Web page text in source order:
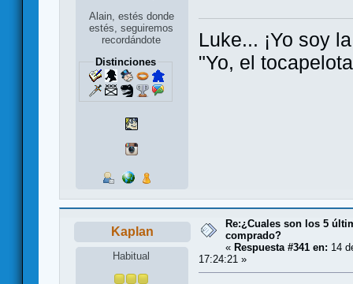
Alain, estés donde
estés, seguiremos
recordándote
Distinciones
Luke... ¡Yo soy
"Yo, el
Kaplan
Habitual
Re:¿Cuales son los 5
comprado?
« Respuesta #341 en: 14
17:24:21 »